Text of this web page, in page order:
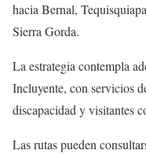
hacia Bernal,
Sierra Gorda.
La estrategia contempla
Incluyente, con servicios
discapacidad y visitantes
Las rutas pueden